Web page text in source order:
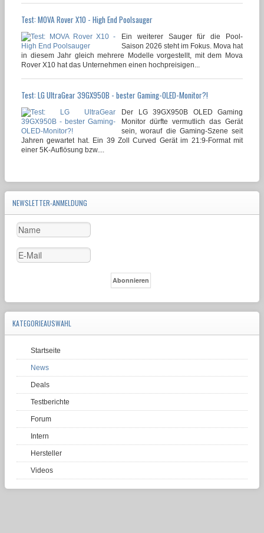
Test: MOVA Rover X10 - High End Poolsauger
Ein weiterer Sauger für die Pool-
Saison 2026 steht im Fokus. Mova hat
in diesem Jahr gleich mehrere Modelle vorgestellt, mit dem Mova
Rover X10 hat das Unternehmen einen hochpreisigen...
Test: LG UltraGear 39GX950B - bester Gaming-OLED-Monitor?!
Der LG 39GX950B OLED Gaming
Monitor dürfte vermutlich das Gerät
sein, worauf die Gaming-Szene seit
Jahren gewartet hat. Ein 39 Zoll Curved Gerät im 21:9-Format mit
einer 5K-Auflösung bzw....
NEWSLETTER-ANMELDUNG
KATEGORIEAUSWAHL
Startseite
News
Deals
Testberichte
Forum
Intern
Hersteller
Videos